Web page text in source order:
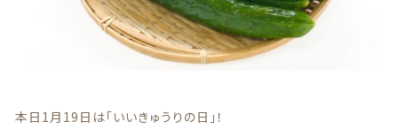
本日1月19日は「いいきゅうりの日」！
カテゴリー一覧
贈答用商品
～
その他